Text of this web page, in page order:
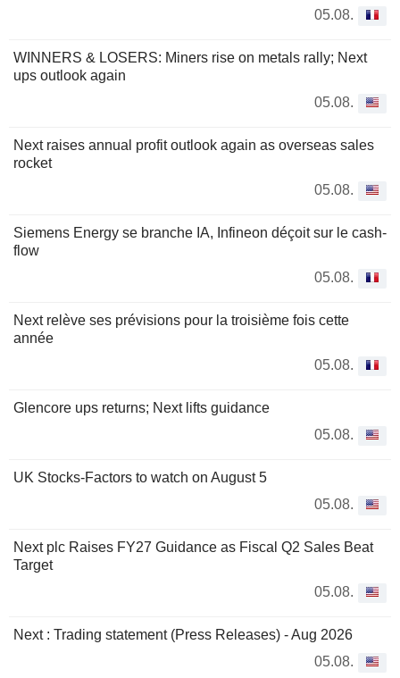
05.08.
WINNERS & LOSERS: Miners rise on metals rally; Next
ups outlook again
05.08.
Next raises annual profit outlook again as overseas sales
rocket
05.08.
Siemens Energy se branche IA, Infineon déçoit sur le cash-
flow
05.08.
Next relève ses prévisions pour la troisième fois cette
année
05.08.
Glencore ups returns; Next lifts guidance
05.08.
UK Stocks-Factors to watch on August 5
05.08.
Next plc Raises FY27 Guidance as Fiscal Q2 Sales Beat
Target
05.08.
Next : Trading statement (Press Releases) - Aug 2026
05.08.